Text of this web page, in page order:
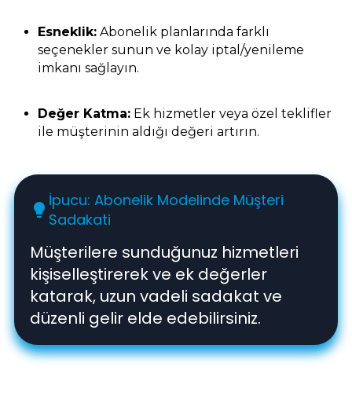
Esneklik: Abonelik planlarında farklı
seçenekler sunun ve kolay iptal/yenileme
imkanı sağlayın.
Değer Katma: Ek hizmetler veya özel teklifler
ile müşterinin aldığı değeri artırın.
lightbulb İpucu: Abonelik Modelinde Müşteri
Sadakati
Müşterilere sunduğunuz hizmetleri
kişiselleştirerek ve ek değerler
katarak, uzun vadeli sadakat ve
düzenli gelir elde edebilirsiniz.